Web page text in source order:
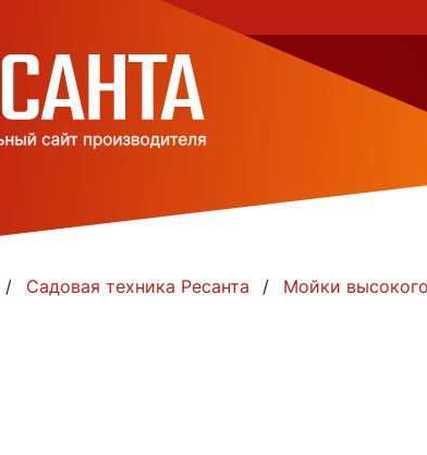
Садовая техника Ресанта Мойки